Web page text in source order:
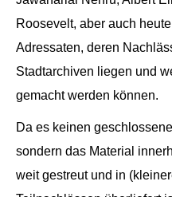
Roosevelt, aber auch
Adressaten, deren
Stadtarchiven liegen und
gemacht werden können.
Da es keinen
sondern das Material
weit gestreut und in